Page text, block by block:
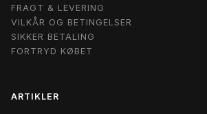
FRAGT & LEVERING
VILKÅR OG BETINGELSER
SIKKER BETALING
FORTRYD KØBET
ARTIKLER